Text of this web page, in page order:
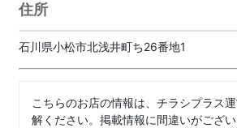
住所
石川県小松市北浅井町ち26番地1
こちらのお店の情報は、チラシプラス
解ください。掲載情報に間違いがござ